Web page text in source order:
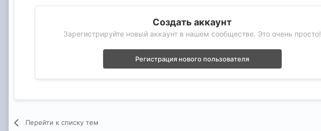
Создать аккаунт
Зарегистрируйте новый аккаунт в нашем сообществе. Это очень просто!
Регистрация нового пользователя
Перейти к списку тем